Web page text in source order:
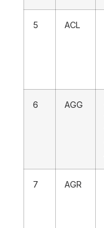
5 ACL
6 AGG
7 AGR